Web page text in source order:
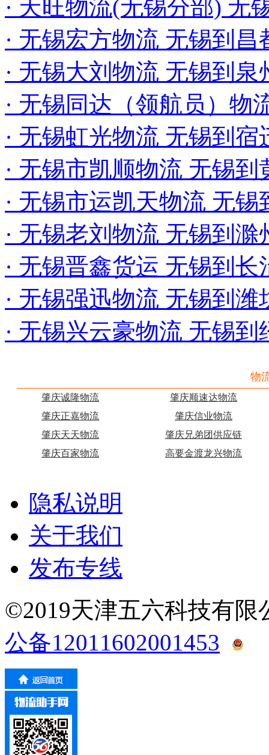
· 天旺物流(无锡分部) 无
· 无锡宏方物流 无锡到昌
· 无锡大刘物流 无锡到
· 无锡同达（领航员）物
· 无锡虹光物流 无锡到宿
· 无锡市凯顺物流 无锡
· 无锡市运凯天物流 无
· 无锡老刘物流 无锡到滁
· 无锡晋鑫货运 无锡到长
· 无锡强迅物流 无锡到潍
· 无锡兴云豪物流 无锡
物
肇庆诚隆物流
肇庆顺速达物流
肇庆正嘉物流
肇庆信业物流
肇庆天天物流
肇庆兄弟团供应链
肇庆百家物流
高要金渡龙兴物流
隐私说明
关于我们
发布专线
©2019天津五六科技有
公备12011602001453